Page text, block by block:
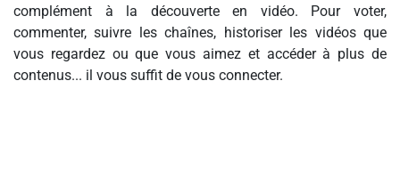
complément à la découverte en vidéo. Pour voter,
commenter, suivre les chaînes, historiser les vidéos que
vous regardez ou que vous aimez et accéder à plus de
contenus... il vous suffit de vous connecter.